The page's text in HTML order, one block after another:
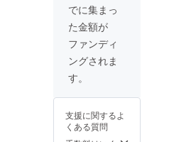
でに集まっ
た金額が
ファンディ
ングされま
す。
支援に関するよ
くある質問